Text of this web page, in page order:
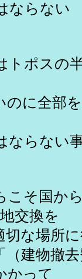
ならない
ポスの
に全部を
らない
そ国か
交換を
な場所に
物撤去
かって